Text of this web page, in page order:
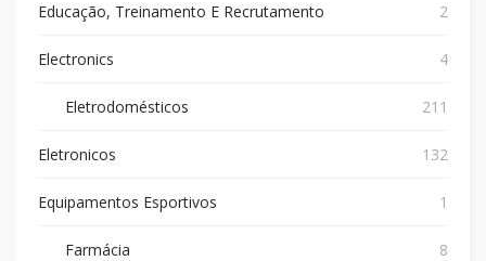
Educação, Treinamento E Recrutamento 2
Electronics 4
Eletrodomésticos 211
Eletronicos 132
Equipamentos Esportivos 1
Farmácia 8